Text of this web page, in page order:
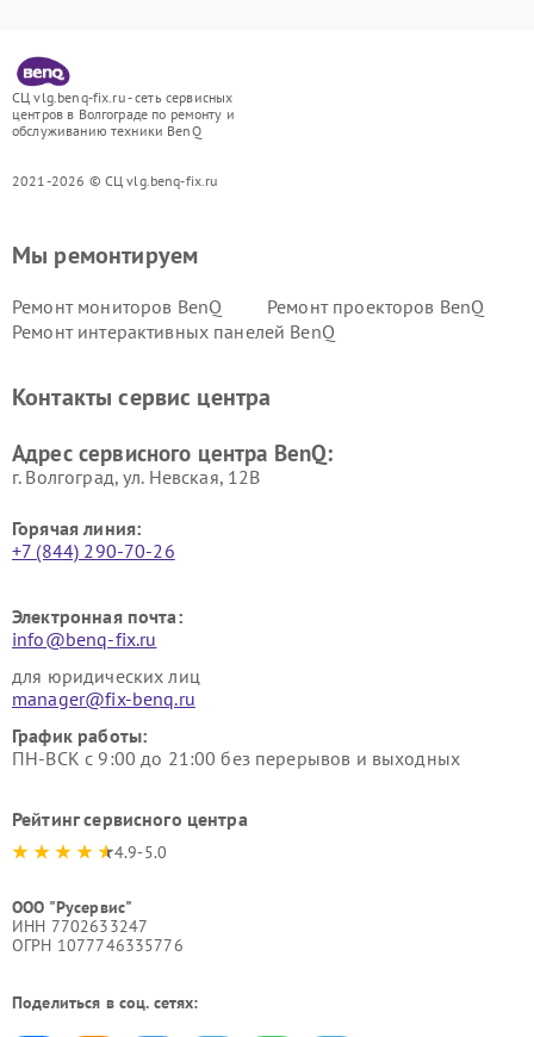
СЦ vlg.benq-fix.ru - сеть сервисных
центров в Волгограде по ремонту и
обслуживанию техники BenQ
2021-2026 © СЦ vlg.benq-fix.ru
Мы ремонтируем
Ремонт мониторов BenQ
Ремонт проекторов BenQ
Ремонт интерактивных панелей BenQ
Контакты сервис центра
Адрес сервисного центра BenQ:
г. Волгоград, ул. Невская, 12В
Горячая линия:
+7 (844) 290-70-26
Электронная почта:
info@benq-fix.ru
для юридических лиц
manager@fix-benq.ru
График работы:
ПН-ВСК с 9:00 до 21:00 без перерывов и выходных
Рейтинг сервисного центра
4.9-5.0
ООО "Русервис"
ИНН 7702633247
ОГРН 1077746335776
Поделиться в соц. сетях: